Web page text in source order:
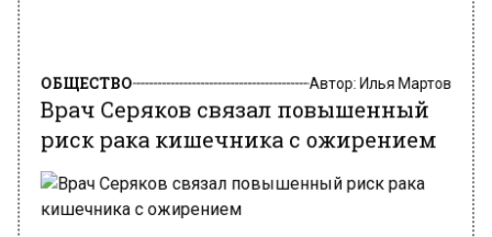
Врач Серяков связал повышенный
риск рака кишечника с ожирением